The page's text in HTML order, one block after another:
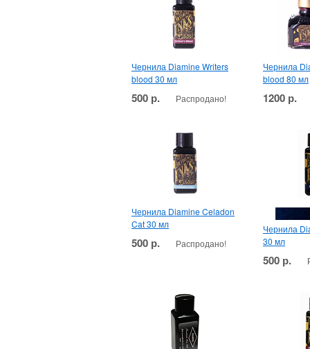
Чернила Diamine Writers
blood 30 мл
500 р. Распродано!
Чернила
blood 80 мл
1200 р.
Чернила Diamine Celadon
Cat 30 мл
500 р. Распродано!
Чернила
30 мл
500 р.